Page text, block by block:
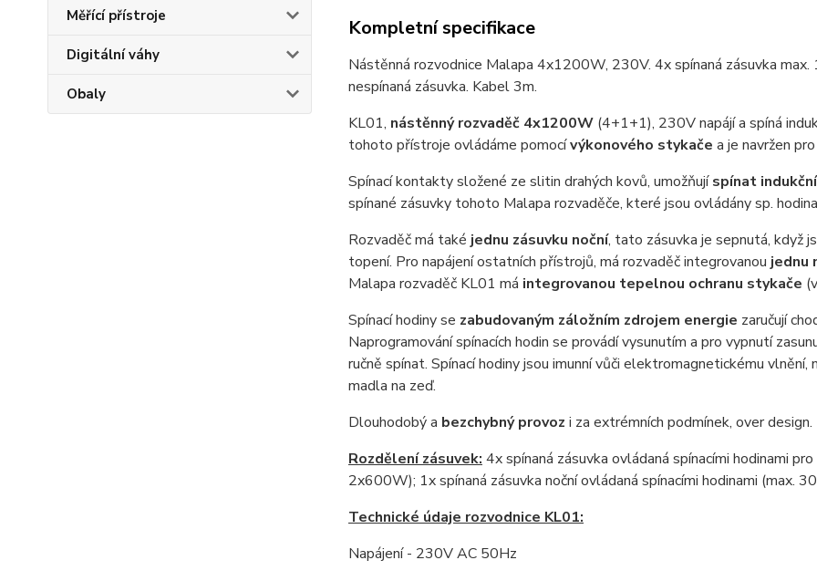
Měřící přístroje
Digitální váhy
Obaly
Kompletní specifikace
Nástěnná rozvodnice Malapa 4x1200W, 230V. 4x spínaná zásuvka
nespínaná zásuvka. Kabel 3m.
KL01, nástěnný rozvaděč 4x1200W(4+1+1), 230V napájí a spíná
tohoto přístroje ovládáme pomocívýkonového stykače a je navržen
Spínací kontakty složené ze slitin drahých kovů, umožňujíspínat
spínané zásuvky tohoto Malapa rozvaděče, které jsou ovládány sp.
Rozvaděč má také jednu zásuvku noční, tato zásuvka je sepnutá, když
topení. Pro napájení ostatních přístrojů, má rozvaděč integrovanou jednu
Malapa rozvaděč KL01 má integrovanou tepelnou ochranu stykače
Spínací hodiny se zabudovaným záložním zdrojem energie zaručují
Naprogramování spínacích hodin se provádí vysunutím a pro vypnutí
ručně spínat. Spínací hodiny jsou imunní vůči elektromagnetickému
madla na zeď.
Dlouhodobý a bezchybný provoz i za extrémních podmínek, over design.
Rozdělení zásuvek: 4x spínaná zásuvka ovládaná spínacími hodinami
2x600W); 1x spínaná zásuvka noční ovládaná spínacími hodinami (max.
Technické údaje rozvodnice KL01:
Napájení - 230V AC 50Hz